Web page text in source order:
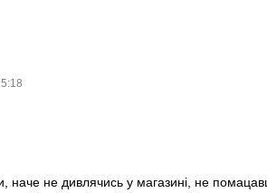
наче не дивлячись у магазині, не